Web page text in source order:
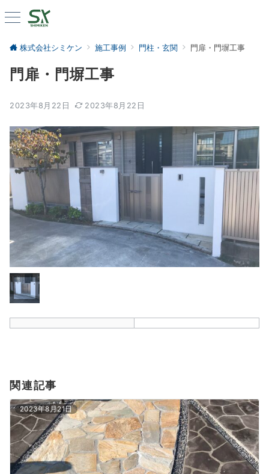
株式会社シミケン 施工事例 門柱・玄関 門扉・門塀工事
門扉・門塀工事
2023年8月22日 2023年8月22日
関連記事
2023年8月21日